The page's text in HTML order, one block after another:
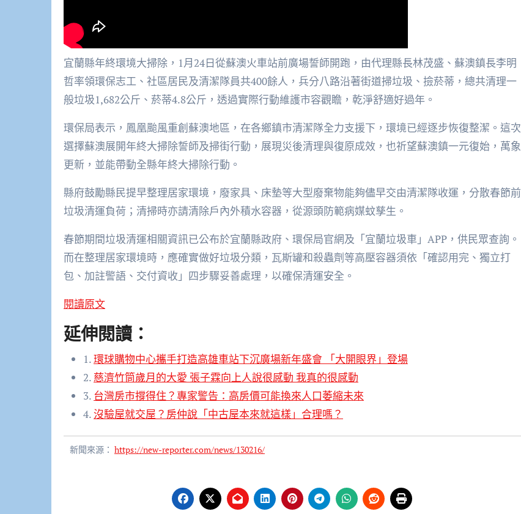
宜蘭縣年終環境大掃除，1月24日從蘇澳火車站前廣場誓師開跑，由代理縣長林茂盛、蘇澳鎮長李明
哲率領環保志工、社區居民及清潔隊員共400餘人，兵分八路沿著街道掃垃圾、撿菸蒂，總共清理一
般垃圾1,682公斤、菸蒂4.8公斤，透過實際行動維護市容觀瞻，乾淨舒適好過年。
環保局表示，鳳凰颱風重創蘇澳地區，在各鄉鎮市清潔隊全力支援下，環境已經逐步恢復整潔。這次
選擇蘇澳展開年終大掃除誓師及掃街行動，展現災後清理與復原成效，也祈望蘇澳鎮一元復始，萬象
更新，並能帶動全縣年終大掃除行動。
縣府鼓勵縣民提早整理居家環境，廢家具、床墊等大型廢棄物能夠儘早交由清潔隊收運，分散春節前
垃圾清運負荷；清掃時亦請清除戶內外積水容器，從源頭防範病媒蚊孳生。
春節期間垃圾清運相關資訊已公布於宜蘭縣政府、環保局官網及「宜蘭垃圾車」APP，供民眾查詢。
而在整理居家環境時，應確實做好垃圾分類，瓦斯罐和殺蟲劑等高壓容器須依「確認用完、獨立打
包、加註警語、交付資收」四步驟妥善處理，以確保清運安全。
閱讀原文
延伸閱讀：
1.環球購物中心攜手打造高雄車站下沉廣場新年盛會 「大開眼界」登場
2. 慈濟竹筒歲月的大愛 張子霖向上人說很感動 我真的很感動
3. 台灣房市撐得住？專家警告：高房價可能換來人口萎縮未來
4.沒驗屋就交屋？房仲說「中古屋本來就這樣」合理嗎？
新聞來源： https://new-reporter.com/news/130216/